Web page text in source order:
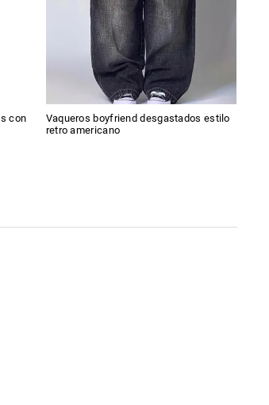
con
Vaqueros boyfriend desgastados estilo
retro americano